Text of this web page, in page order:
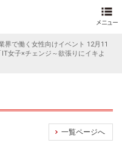
界で働く女性向けイベント 12月11
女子×チェンジ～欲張りにイキよ
一覧ページへ